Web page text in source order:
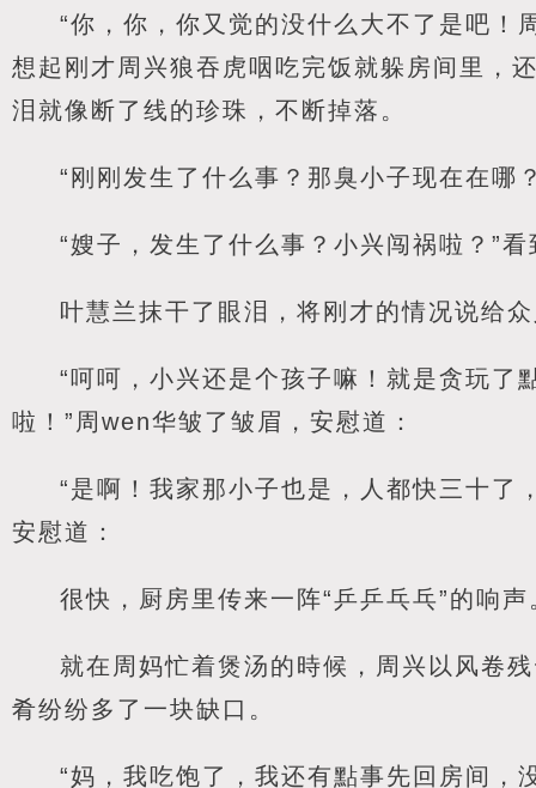
“你，你，你又觉的没什么大不了是吧
想起刚才周兴狼吞虎咽吃完饭就躲房间里，
泪就像断了线的珍珠，不断掉落。
“刚刚发生了什么事？那臭小子现在在哪
“嫂子，发生了什么事？小兴闯祸啦？”
叶慧兰抹干了眼泪，将刚才的情况说给
“呵呵，小兴还是个孩子嘛！就是贪玩了
啦！”周wen华皱了皱眉，安慰道：
“是啊！我家那小子也是，人都快三十了
安慰道：
很快，厨房里传来一阵“乒乒乓乓”的响声
就在周妈忙着煲汤的時候，周兴以风卷
肴纷纷多了一块缺口。
“妈，我吃饱了，我还有點事先回房间，